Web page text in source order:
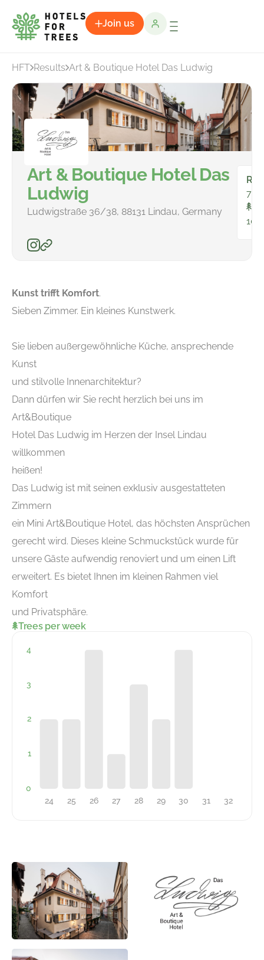
Join us
HFT Results Art & Boutique Hotel Das Ludwig
Art & Boutique Hotel Das
Ludwig
Ludwigstraße 36/38, 88131 Lindau, Germany
7
106
Kunst trifft Komfort.
Sieben Zimmer. Ein kleines Kunstwerk.
Sie lieben außergewöhnliche Küche, ansprechende
Kunst
und stilvolle Innenarchitektur?
Dann dürfen wir Sie recht herzlich bei uns im
Art&Boutique
Hotel Das Ludwig im Herzen der Insel Lindau
willkommen
heißen!
Das Ludwig ist mit seinen exklusiv ausgestatteten
Zimmern
ein Mini Art&Boutique Hotel, das höchsten Ansprüchen
gerecht wird. Dieses kleine Schmuckstück wurde für
unsere Gäste aufwendig renoviert und um einen Lift
erweitert. Es bietet Ihnen im kleinen Rahmen viel
Komfort
und Privatsphäre.
Trees per week